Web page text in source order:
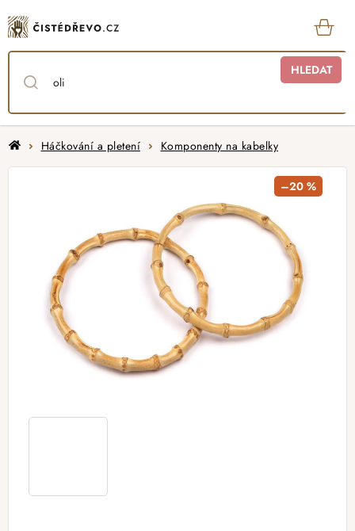
na
obsah
HLEDAT
DomůHáčkování a pletení Komponenty na kabelky
–20 %